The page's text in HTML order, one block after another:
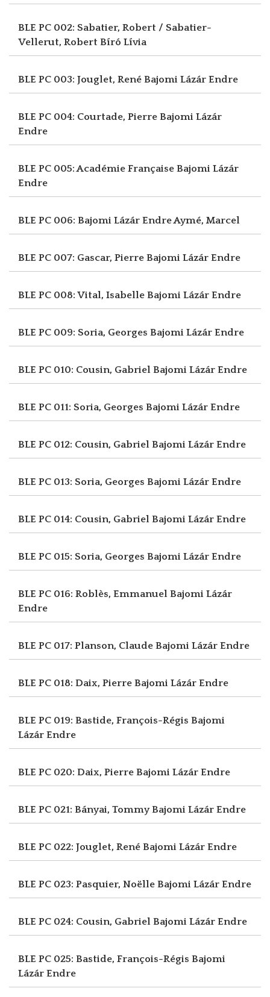
BLE PC 002: Sabatier, Robert / Sabatier-
Vellerut, Robert Bíró Lívia
BLE PC 003: Jouglet, René Bajomi Lázár Endre
BLE PC 004: Courtade, Pierre Bajomi Lázár
Endre
BLE PC 005: Académie Française Bajomi Lázár
Endre
BLE PC 006: Bajomi Lázár EndreAymé, Marcel
BLE PC 007: Gascar, Pierre Bajomi Lázár Endre
BLE PC 008: Vital, Isabelle Bajomi Lázár Endre
BLE PC 009: Soria, Georges Bajomi Lázár Endre
BLE PC 010: Cousin, Gabriel Bajomi Lázár Endre
BLE PC 011: Soria, Georges Bajomi Lázár Endre
BLE PC 012: Cousin, Gabriel Bajomi Lázár Endre
BLE PC 013: Soria, Georges Bajomi Lázár Endre
BLE PC 014: Cousin, Gabriel Bajomi Lázár Endre
BLE PC 015: Soria, Georges Bajomi Lázár Endre
BLE PC 016: Roblès, Emmanuel Bajomi Lázár
Endre
BLE PC 017: Planson, Claude Bajomi Lázár Endre
BLE PC 018: Daix, Pierre Bajomi Lázár Endre
BLE PC 019: Bastide, François-Régis Bajomi
Lázár Endre
BLE PC 020: Daix, Pierre Bajomi Lázár Endre
BLE PC 021: Bányai, TommyBajomi Lázár Endre
BLE PC 022: Jouglet, René Bajomi Lázár Endre
BLE PC 023: Pasquier, Noëlle Bajomi Lázár Endre
BLE PC 024: Cousin, Gabriel Bajomi Lázár Endre
BLE PC 025: Bastide, François-Régis Bajomi
Lázár Endre